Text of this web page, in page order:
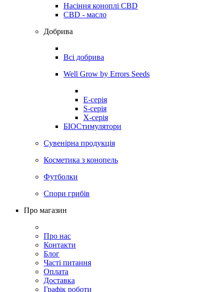
Насіння коноплі CBD
CBD - масло
Добрива
Всі добрива
Well Grow by Errors Seeds
E-серія
S-серія
X-серія
БІОСтимулятори
Сувенірна продукція
Косметика з конопель
Футболки
Спори грибів
Про магазин
Про нас
Контакти
Блог
Часті питання
Оплата
Доставка
Графік роботи